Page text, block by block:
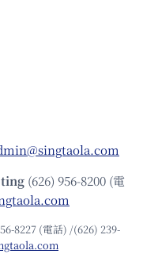
(626) 956-8200 (電
8227 (電話) /(626) 239-